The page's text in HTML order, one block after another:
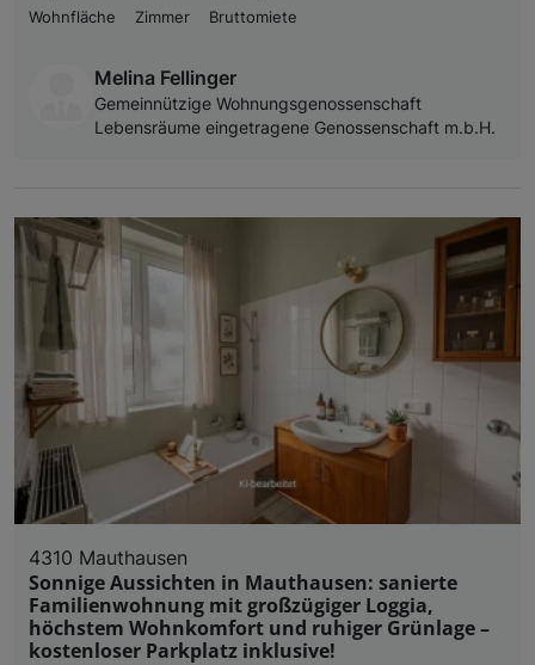
Wohnfläche
Zimmer Bruttomiete
Melina Fellinger
Gemeinnützige Wohnungsgenossenschaft
Lebensräume eingetragene Genossenschaft m.b.H.
4310 Mauthausen
Sonnige Aussichten in Mauthausen: sanierte
Familienwohnung mit großzügiger Loggia,
höchstem Wohnkomfort und ruhiger Grünlage –
kostenloser Parkplatz inklusive!